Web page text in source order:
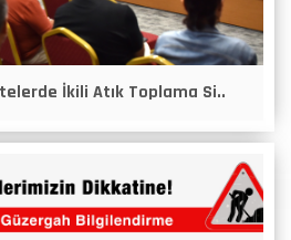
İkili Atık Toplama Si..